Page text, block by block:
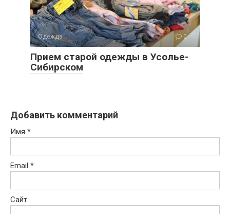
Одежда 0
Прием старой одежды в Усолье-
Сибирском
Добавить комментарий
Имя *
Email *
Сайт